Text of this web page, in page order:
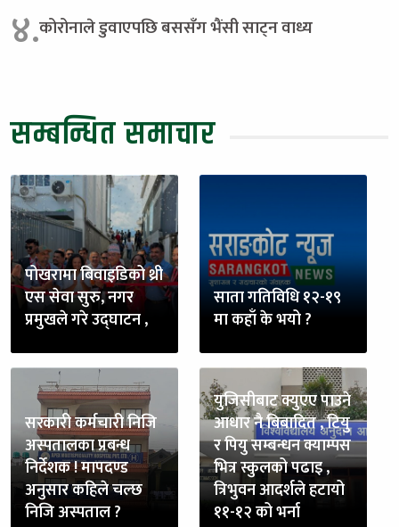
४.कोरोनाले डुवाएपछि बससँग भैंसी साट्न वाध्य
सम्बन्धित समाचार
पोखरामा बिवाइडिको थ्री
एस सेवा सुरु, नगर
प्रमुखले गरे उद्घाटन ,
साता गतिविधि १२-१९
मा कहाँ के भयो ?
सरकारी कर्मचारी निजि
अस्पतालका प्रबन्ध
निर्देशक ! मापदण्ड
अनुसार कहिले चल्छ
निजि अस्पताल ?
युजिसीबाट क्युएए पाउने
आधार नै बिबादित , टियु
र पियु सम्बन्धन क्याम्पस
भित्र स्कुलको पढाइ ,
त्रिभुवन आदर्शले हटायो
११-१२ को भर्ना